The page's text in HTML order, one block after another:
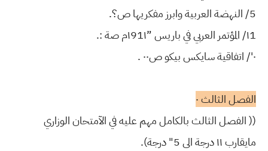
5/ النهضة العربية وابرز مفكريها ص؟.
١1/ المؤتمر العربي في باريس ”١91١م صة :.
٠'/ اتفاقية سايكس بيكو ص٠٠ .
الفصل الثالث ٠
(( الفصل الثالث بالكامل مهم عليه في الآمتحان الوزاري
مايقارب ١١ درجة الى 5" درجة).